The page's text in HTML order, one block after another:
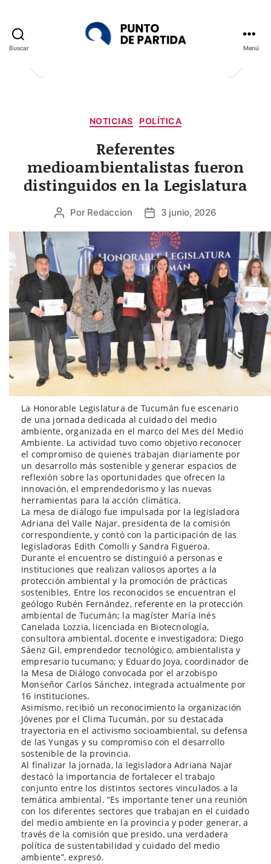
Buscar Menú
Categorías
NOTICIAS POLÍTICA
Referentes
medioambientalistas fueron
distinguidos en la Legislatura
Autor
entrada
Por Redaccion
Fecha
la
entrada
3 junio, 2026
La Honorable Legislatura de Tucumán fue escenario
de una jornada dedicada al cuidado del medio
ambiente, organizada en el marco del Mes del Medio
Ambiente. La actividad tuvo como objetivo reconocer
el compromiso de quienes trabajan diariamente por
un desarrollo más sostenible y generar espacios de
reflexión sobre las oportunidades que ofrecen la
innovación, el emprendedorismo y las nuevas
herramientas para la acción climática.
La mesa de diálogo fue impulsada por la legisladora
Adriana del Valle Najar, presidenta de la comisión
correspondiente, y contó con la participación de las
legisladoras Edith Comolli y Sandra Figueroa.
Durante el encuentro se distinguió a personas e
instituciones que realizan valiosos aportes a la
protección ambiental y la promoción de prácticas
sostenibles. Entre los reconocidos se encuentran el
geólogo Rubén Fernández, referente en la protección
ambiental de Tucumán; la magíster María Inés
Canelada Lozzia, licenciada en Biotecnología,
consultora ambiental, docente e investigadora; Diego
Sáenz Gil, emprendedor tecnológico, ambientalista y
empresario tucumano; y Eduardo Joya, coordinador de
la Mesa de Diálogo convocada por el arzobispo
Monseñor Carlos Sánchez, integrada actualmente por
16 instituciones.
Asimismo, recibió un reconocimiento la organización
Jóvenes por el Clima Tucumán, por su destacada
trayectoria en el activismo socioambiental, su defensa
de las Yungas y su compromiso con el desarrollo
sostenible de la provincia.
Al finalizar la jornada, la legisladora Adriana Najar
destacó la importancia de fortalecer el trabajo
conjunto entre los distintos sectores vinculados a la
temática ambiental. “Es importante tener una reunión
con los diferentes sectores que trabajan en el cuidado
del medio ambiente en la provincia y poder generar, a
través de la comisión que presido, una verdadera
política de sustentabilidad y cuidado del medio
ambiente”, expresó.